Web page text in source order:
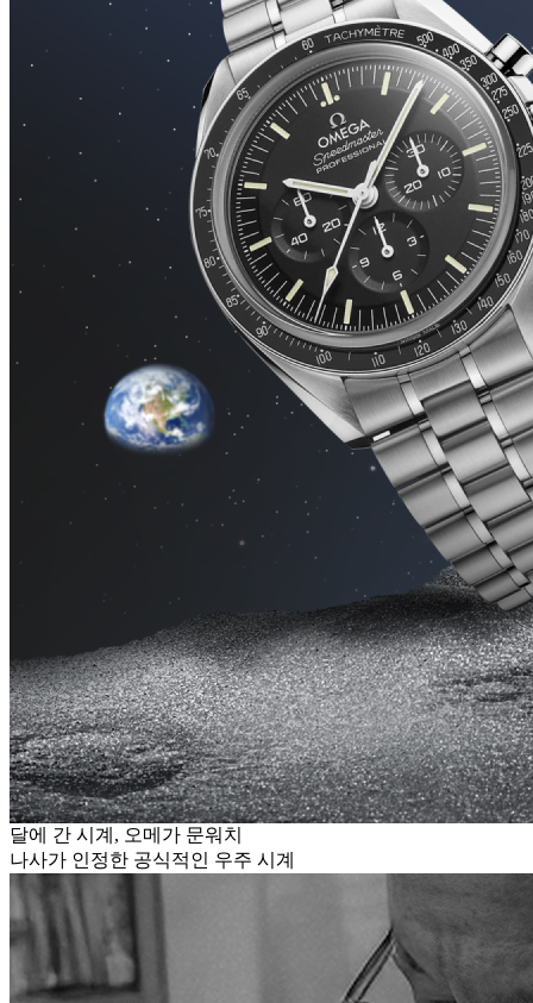
달에 간 시계, 오메가 문워치
나사가 인정한 공식적인 우주 시계